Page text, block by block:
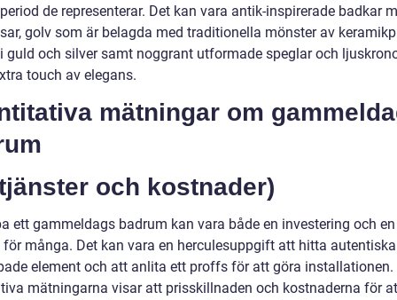
de representerar. Det kan vara antik-inspirerade badkar
golv som är belagda med traditionella mönster av
guld och silver samt noggrant utformade speglar och
touch av elegans.
mätningar om
och kostnader)
ett gammeldags badrum kan vara både en investering och en
många. Det kan vara en herculesuppgift att hitta
element och att anlita ett proffs för att göra installationen.
mätningarna visar att prisskillnaden och kostnaderna för